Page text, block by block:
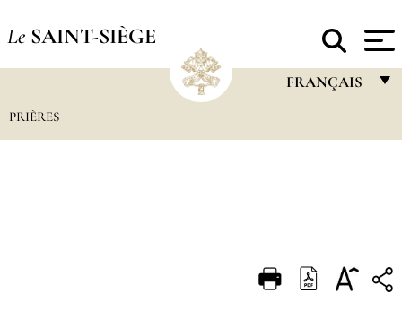
Le SAINT-SIÈGE
FRANÇAIS
DEUTSCH
PRIÈRES